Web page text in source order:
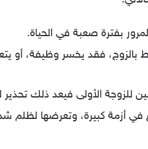
بفترة صعبة في الحياة.
بالزوج، فقد يخسر وظيفة،
للزوجة الأولى فيعد ذلك تحذير
أزمة كبيرة، وتعرضها لظلم